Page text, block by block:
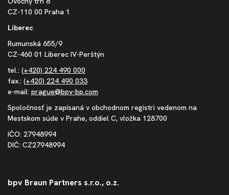
CZ-110 00 Praha 1
Liberec
Rumunská 655/9
CZ-460 01 Liberec IV-Perštýn
tel.: (+420) 224 490 000
fax.: (+420) 224 490 033
e-mail: prague@bpv-bp.com
Spoločnosť je zapísaná v obchodnom registri vedenom na
Mestskom súde v Prahe, oddiel C, vložka 128700
IČO: 27948994
DIČ: CZ27948994
bpv Braun Partners s.r.o., o.z.